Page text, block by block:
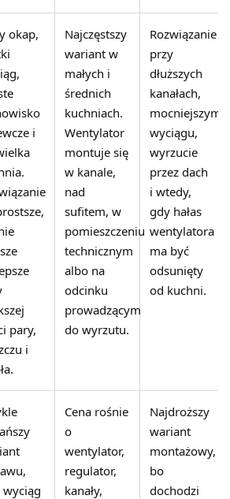
okap,
i
pary,
i
Najczęstszy
wariant w
małych i
średnich
kuchniach.
Wentylator
montuje się
w kanale,
nad
sufitem, w
pomieszczeniu
technicznym
albo na
odcinku
prowadzącym
do wyrzutu.
Rozwiązanie
przy
dłuższych
kanałach,
mocniejszym
wyciągu,
wyrzucie
przez dach
i wtedy,
gdy hałas
wentylatora
ma być
odsunięty
od kuchni.
wyciąg
Cena rośnie
o
wentylator,
regulator,
kanały,
Najdroższy
wariant
montażowy,
bo
dochodzi